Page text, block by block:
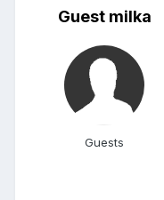
Guest milka
Guests